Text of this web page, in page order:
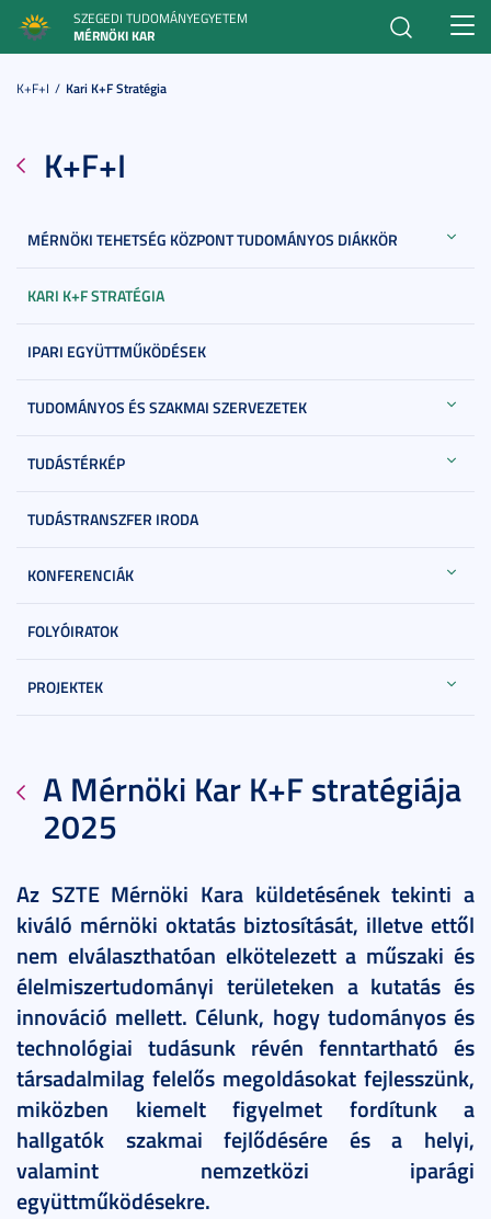
SZEGEDI TUDOMÁNYEGYETEM
MÉRNÖKI KAR
K+F+I Kari K+F Stratégia
K+F+I
MÉRNÖKI TEHETSÉG KÖZPONT TUDOMÁNYOS DIÁKKÖR
KARI K+F STRATÉGIA
IPARI EGYÜTTMŰKÖDÉSEK
TUDOMÁNYOS ÉS SZAKMAI SZERVEZETEK
TUDÁSTÉRKÉP
TUDÁSTRANSZFER IRODA
KONFERENCIÁK
FOLYÓIRATOK
PROJEKTEK
A Mérnöki Kar K+F stratégiája
2025
Az SZTE Mérnöki Kara küldetésének tekinti a
kiváló mérnöki oktatás biztosítását, illetve ettől
nem elválaszthatóan elkötelezett a műszaki és
élelmiszertudományi területeken a kutatás és
innováció mellett. Célunk, hogy tudományos és
technológiai tudásunk révén fenntartható és
társadalmilag felelős megoldásokat fejlesszünk,
miközben kiemelt figyelmet fordítunk a
hallgatók szakmai fejlődésére és a helyi,
valamint nemzetközi iparági
együttműködésekre.